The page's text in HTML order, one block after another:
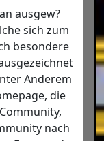
ausgew?
sich zum
beson­de­re
Ande­rem
die
nach